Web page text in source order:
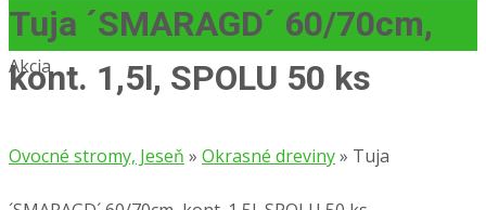
Tuja ´SMARAGD´ 60/70cm,
kont. 1,5l, SPOLU 50 ks
Ovocné stromy, Jeseň » Okrasné dreviny» Tuja
Akcia